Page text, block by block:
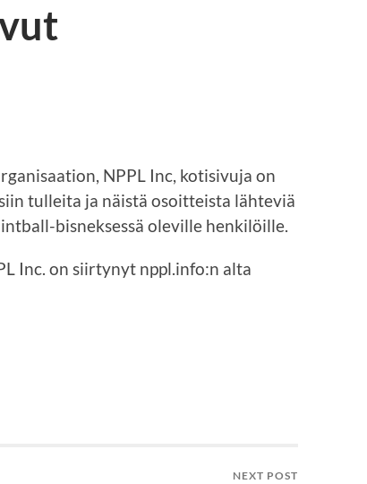
NPPL Inc, kotisivuja on
tulleita ja näistä osoitteista lähteviä
bisneksessä oleville henkilöille.
Inc. on siirtynyt nppl.info:n alta
NEXT POST